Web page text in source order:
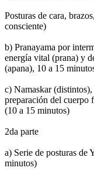
Posturas de cara,
consciente)
b) Pranayama por
energía vital (prana) y
(apana), 10 a 15
c) Namaskar
preparación del cuerpo
(10 a 15 minutos)
2da parte
a) Serie de posturas de
minutos)